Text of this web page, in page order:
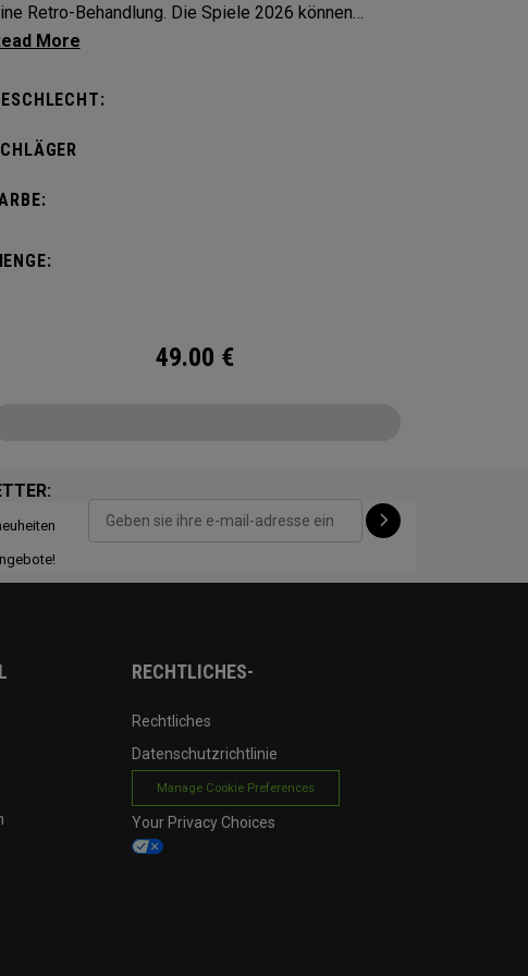
Retro-Behandlung. Die Spiele 2026 können
49.00 €
RECHTLICHES-
Rechtliches
Datenschutzrichtlinie
Manage Cookie Preferences
Your Privacy Choices